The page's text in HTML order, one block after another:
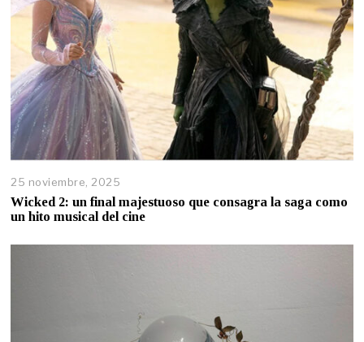
25 noviembre, 2025
Wicked 2: un final majestuoso que consagra la saga como
un hito musical del cine